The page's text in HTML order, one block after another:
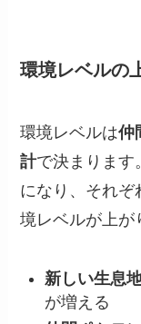
環境レベルの
環境レベルは仲
計で決まります
になり、それぞ
境レベルが上が
新しい生息
が増える